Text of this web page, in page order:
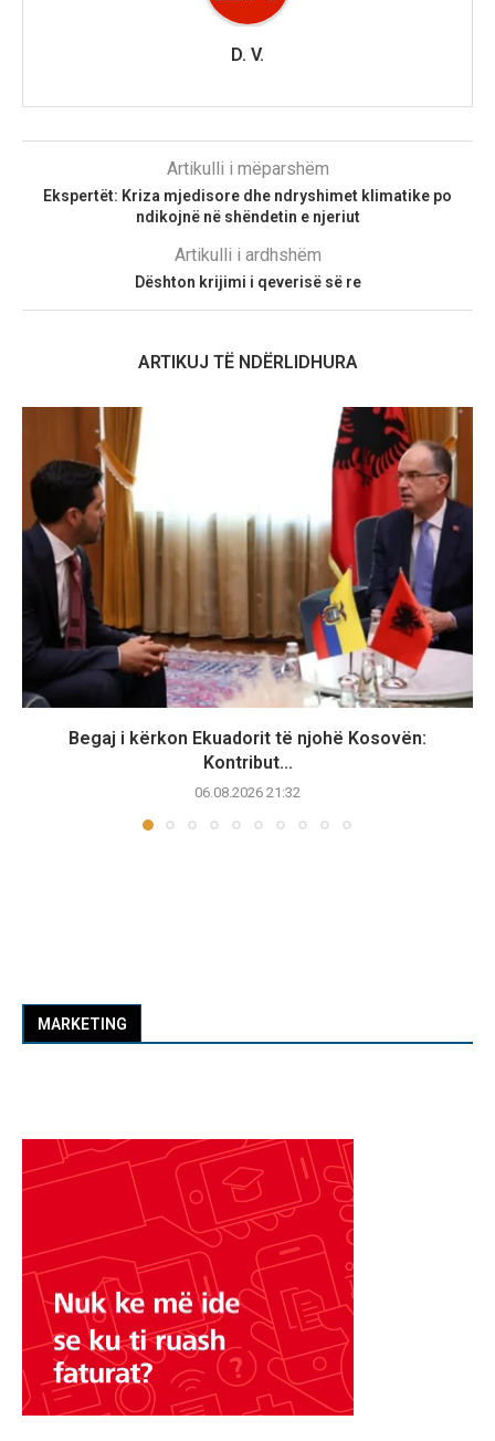
D. V.
Artikulli i mëparshëm
Ekspertët: Kriza mjedisore dhe ndryshimet klimatike po
ndikojnë në shëndetin e njeriut
Artikulli i ardhshëm
Dështon krijimi i qeverisë së re
ARTIKUJ TË NDËRLIDHURA
Begaj i kërkon Ekuadorit të njohë Kosovën:
Kontribut...
06.08.2026 21:32
MARKETING